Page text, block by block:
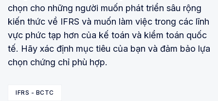
chọn cho những người muốn phát triển sâu rộng
kiến thức về IFRS và muốn làm việc trong các lĩnh
vực phức tạp hơn của kế toán và kiểm toán quốc
tế. Hãy xác định mục tiêu của bạn và đảm bảo lựa
chọn chứng chỉ phù hợp.
IFRS - BCTC